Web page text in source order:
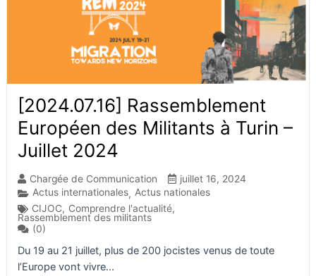
[2024.07.16] Rassemblement
Européen des Militants à Turin –
Juillet 2024
Chargée de Communication
juillet 16, 2024
Actus internationales, Actus nationales
CIJOC, Comprendre l'actualité,
Rassemblement des militants
(0)
Du 19 au 21 juillet, plus de 200 jocistes venus de toute
l’Europe vont vivre...